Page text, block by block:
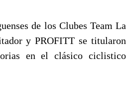
de los Clubes Team La
y PROFITT se titularon
en el clásico ciclistico